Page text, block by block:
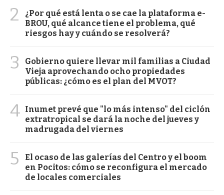
2
¿Por qué está lenta o se cae la plataforma e-
BROU, qué alcance tiene el problema, qué
riesgos hay y cuándo se resolverá?
3
Gobierno quiere llevar mil familias a Ciudad
Vieja aprovechando ocho propiedades
públicas: ¿cómo es el plan del MVOT?
4 Inumet prevé que "lo más intenso" del ciclón
extratropical se dará la noche del jueves y
madrugada del viernes
5
El ocaso de las galerías del Centro y el boom
en Pocitos: cómo se reconfigura el mercado
de locales comerciales